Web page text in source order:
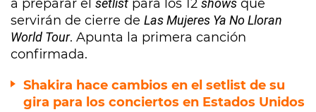
a preparar el setlist para los 12 shows que
servirán de cierre de Las Mujeres Ya No Lloran
World Tour. Apunta la primera canción
confirmada.
Shakira hace cambios en el setlist de su
gira para los conciertos en Estados Unidos